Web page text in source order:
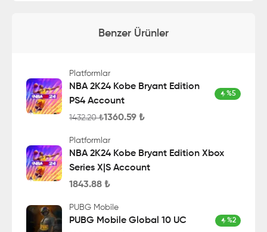
Benzer Ürünler
Platformlar
NBA 2K24 Kobe Bryant Edition
PS4 Account
%5
1432.20₺1360.59 ₺
Platformlar
NBA 2K24 Kobe Bryant Edition Xbox
Series X|S Account
1843.88 ₺
PUBG Mobile
PUBG Mobile Global 10 UC %2